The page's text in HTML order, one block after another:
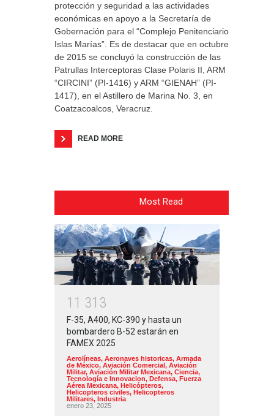
protección y seguridad a las actividades
económicas en apoyo a la Secretaría de
Gobernación para el “Complejo Penitenciario
Islas Marías”. Es de destacar que en octubre
de 2015 se concluyó la construcción de las
Patrullas Interceptoras Clase Polaris II, ARM
“CIRCINI” (PI-1416) y ARM “GIENAH” (PI-
1417), en el Astillero de Marina No. 3, en
Coatzacoalcos, Veracruz.
READ MORE
Most Read
1 1 31 3
F-35, A400, KC-390 y hasta un
bombardero B-52 estarán en
FAMEX 2025
Aerolíneas, Aeronaves historicas, Armada
de México, Aviación Comercial, Aviación
Militar, Aviación Militar Mexicana, Ciencia,
Tecnología e Innovacion, Defensa, Fuerza
Aérea Mexicana, Helicópteros,
Helicopteros civiles, Helicopteros
Militares, Industria
enero 23, 2025